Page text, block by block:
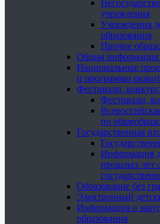
учреждения
Учреждения
образования
Прочие
Общая информация
Национальные
и программы
Фестивали,
Фестивали,
по
Государственная
Информация
прошлых лет
Образование без
Электронный
Информация о
образования